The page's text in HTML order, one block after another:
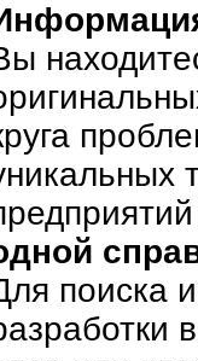
поиска